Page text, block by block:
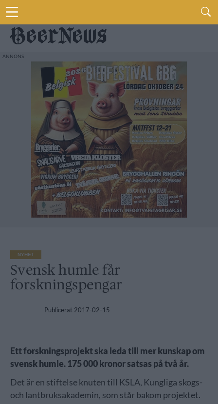
NYHET
Svensk humle får
forskningspengar
Publicerat 2017-02-15
Ett forskningsprojekt ska leda till mer kunskap om
svensk humle. 175 000 kronor satsas på två år.
Det är en stiftelse knuten till KSLA, Kungliga skogs-
och lantbruksakademin, som står bakom projektet.